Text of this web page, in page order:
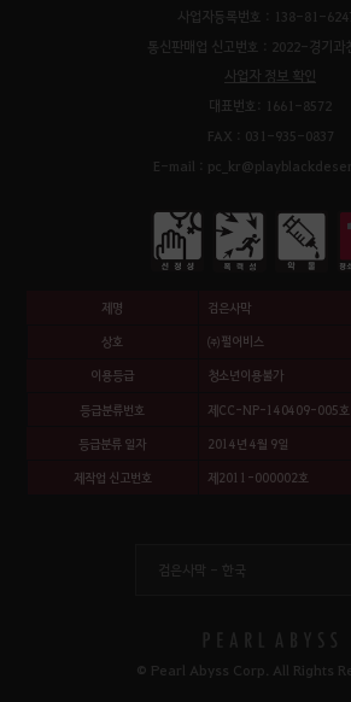
사업자등록번호 : 138-81-
통신판매업 신고번호 : 2022-경기
사업자 정보 확인
대표번호: 1661-8572
FAX : 031-935-0837
E-mail :
제명 검은사막
상호 ㈜펄어비스
이용등급 청소년이용불가
등급분류번호 제CC-NP-140409-005호
등급분류 일자 2014년 4월 9일
제작업 신고번호 제2011-000002호
검은사막 - 한국
© Pearl Abyss Corp. All Rights